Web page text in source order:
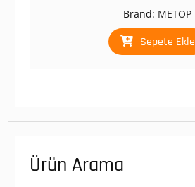
Brand: METOP
Sepete Ekle
Ürün Arama